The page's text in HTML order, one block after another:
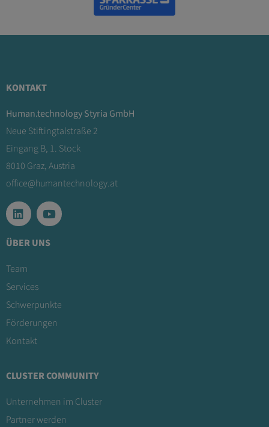
KONTAKT
Human.technology Styria GmbH
Neue Stiftingtalstraße 2
Eingang B, 1. Stock
8010 Graz, Austria
office@humantechnology.at
ÜBER UNS
Team
Services
Schwerpunkte
Förderungen
Kontakt
CLUSTER COMMUNITY
Unternehmen im Cluster
Partner werden